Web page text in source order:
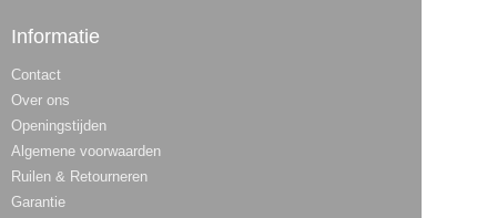
Informatie
Contact
Over ons
Openingstijden
Algemene voorwaarden
Ruilen & Retourneren
Garantie